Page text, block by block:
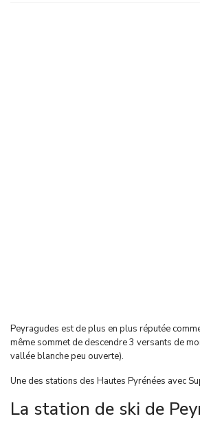
Peyragudes est de plus en plus réputée
même sommet de descendre 3 versants de
vallée blanche peu ouverte).
Une des stations des Hautes Pyrénées avec
La station de ski de